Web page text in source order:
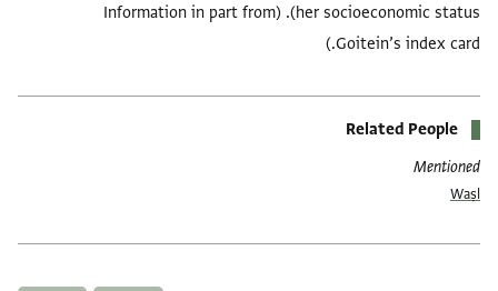
her socioeconomic status). (Information in part from
Goitein’s index card.)
Related People
Mentioned
Waṣl